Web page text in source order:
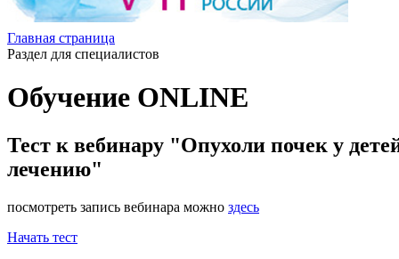
Главная страница
Раздел для специалистов
Обучение ONLINE
Тест к вебинару "Опухоли почек у
лечению"
посмотреть запись вебинара можно здесь
Начать тест